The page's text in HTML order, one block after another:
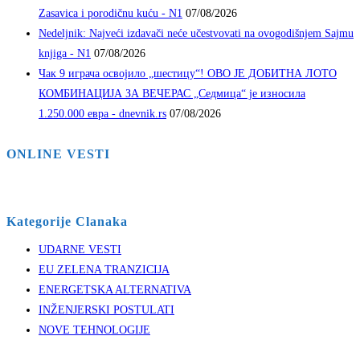
Zasavica i porodičnu kuću - N1 07/08/2026
Nedeljnik: Najveći izdavači neće učestvovati na ovogodišnjem Sajmu
knjiga - N1 07/08/2026
Чак 9 играча освојило „шестицу“! ОВО ЈЕ ДОБИТНА ЛОТО
КОМБИНАЦИЈА ЗА ВЕЧЕРАС „Седмица“ је износила
1.250.000 евра - dnevnik.rs 07/08/2026
ONLINE VESTI
Kategorije Clanaka
UDARNE VESTI
EU ZELENA TRANZICIJA
ENERGETSKA ALTERNATIVA
INŽENJERSKI POSTULATI
NOVE TEHNOLOGIJE